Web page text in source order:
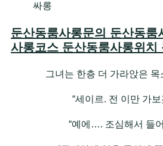
싸롱
둔산동룸사롱문의 둔산동룸
사롱코스 둔산동룸사롱위치
그녀는 한층 더 가라앉은
“세이르. 전 이만 가보
“예에…. 조심해서 들